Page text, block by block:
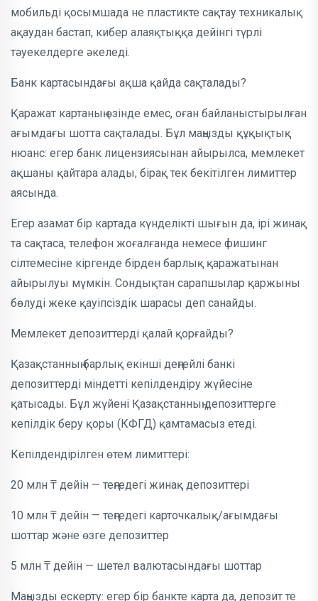
мобильді қосымшада не пластикте сақтау техникалық
ақаудан бастап, кибер алаяқтыққа дейінгі түрлі
тәуекелдерге әкеледі.
Банк картасындағы ақша қайда сақталады?
Қаражат картаның өзінде емес, оған байланыстырылған
ағымдағы шотта сақталады. Бұл маңызды құқықтық
нюанс: егер банк лицензиясынан айырылса, мемлекет
ақшаны қайтара алады, бірақ тек бекітілген лимиттер
аясында.
Егер азамат бір картада күнделікті шығын да, ірі жинақ
та сақтаса, телефон жоғалғанда немесе фишинг
сілтемесіне кіргенде бірден барлық қаражатынан
айырылуы мүмкін. Сондықтан сарапшылар қаржыны
бөлуді жеке қауіпсіздік шарасы деп санайды.
Мемлекет депозиттерді қалай қорғайды?
Қазақстанның барлық екінші деңгейлі банкі
депозиттерді міндетті кепілдендіру жүйесіне
қатысады. Бұл жүйені Қазақстанның депозиттерге
кепілдік беру қоры (КФГД) қамтамасыз етеді.
Кепілдендірілген өтем лимиттері:
20 млн ₸ дейін — теңгедегі жинақ депозиттері
10 млн ₸ дейін — теңгедегі карточкалық/ағымдағы
шоттар және өзге депозиттер
5 млн ₸ дейін — шетел валютасындағы шоттар
Маңызды ескерту: егер бір банкте карта да, депозит те